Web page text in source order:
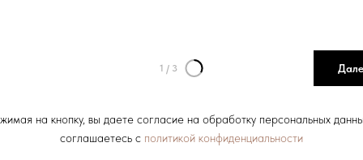
1 / 3
на кнопку, вы даете согласие на обработку персональных
соглашаетесь c политикой конфиденциальности